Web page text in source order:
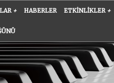
+ HABERLER ETKINLIKLER +